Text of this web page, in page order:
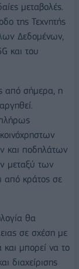
μεταβολές.
της Τεχνητής
Δεδομένων,
και του
από σήμερα, η
και ποδηλάτων
μεταξύ των
από κράτος σε
θα
σε σχέση με
μπορεί να το
διαχείρισης